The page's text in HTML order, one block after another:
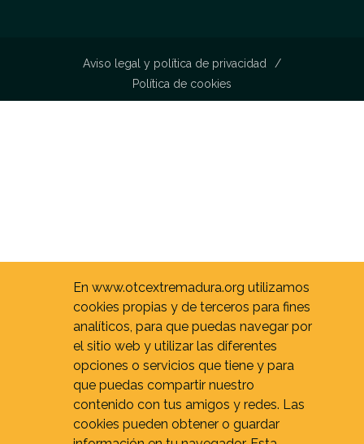
Aviso legal y política de privacidad
/
Política de cookies
En www.otcextremadura.org utilizamos
cookies propias y de terceros para fines
analíticos, para que puedas navegar por
el sitio web y utilizar las diferentes
opciones o servicios que tiene y para
que puedas compartir nuestro
contenido con tus amigos y redes. Las
cookies pueden obtener o guardar